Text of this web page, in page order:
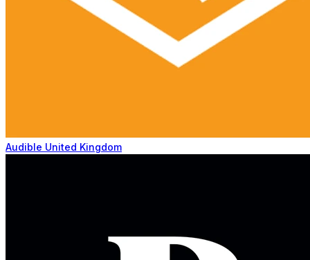
Audible United Kingdom